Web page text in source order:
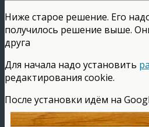
Ниже старое решение. Его
получилось решение выше.
друга
Для начала надо установить
редактирования cookie.
После установки идём на